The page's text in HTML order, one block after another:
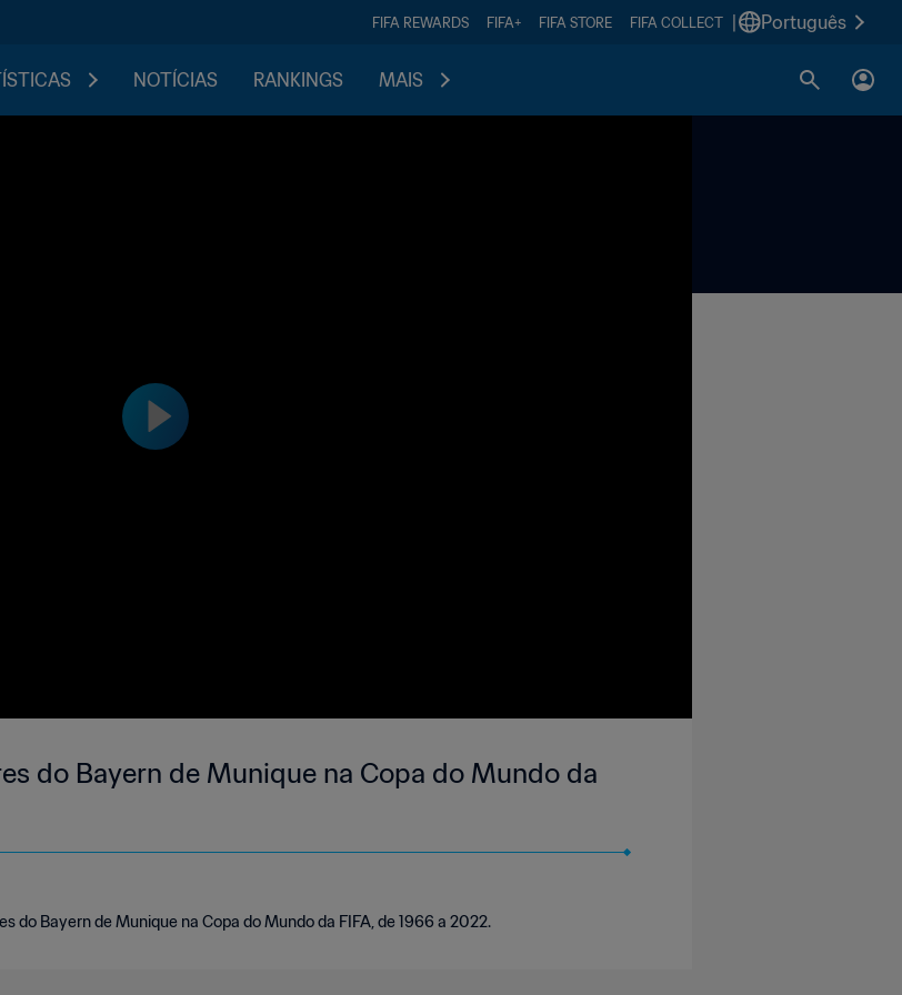
FIFA REWARDS FIFA+ FIFA STORE FIFA COLLECT Português
NOTÍCIAS RANKINGS MAIS
do Bayern de Munique na Copa do Mundo da
do Bayern de Munique na Copa do Mundo da FIFA, de 1966 a 2022.